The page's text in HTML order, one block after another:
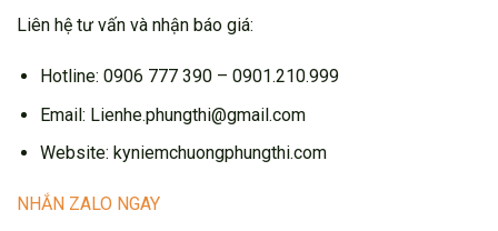
Liên hệ tư vấn và nhận báo giá:
Hotline: 0906 777 390 – 0901.210.999
Email: Lienhe.phungthi@gmail.com
Website: kyniemchuongphungthi.com
NHẮN ZALO NGAY